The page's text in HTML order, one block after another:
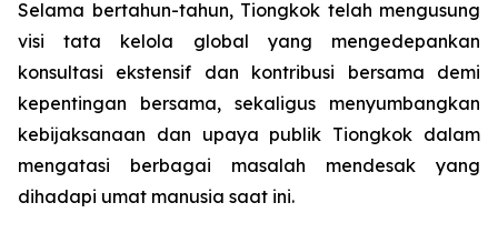
Selama bertahun-tahun, Tiongkok telah mengusung
visi tata kelola global yang mengedepankan
konsultasi ekstensif dan kontribusi bersama demi
kepentingan bersama, sekaligus menyumbangkan
kebijaksanaan dan upaya publik Tiongkok dalam
mengatasi berbagai masalah mendesak yang
dihadapi umat manusia saat ini.